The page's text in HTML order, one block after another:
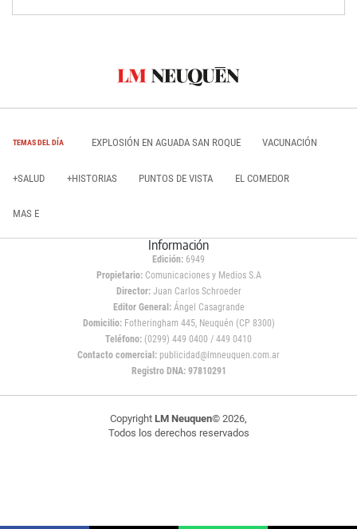
TEMAS DEL DÍA EXPLOSIÓN EN AGUADA SAN ROQUE VACUNACIÓN
+SALUD +HISTORIAS PUNTOS DE VISTA EL COMEDOR
MAS E
Información
Edición: 6949
Propietario:Comunicaciones y Medios S.A
Director: Juan Carlos Schroeder
Editor General:Ángel Casagrande
Domicilio:Fotheringham 445, Neuquén (CP 8300)
Teléfono: (0299) 449 0400 / 449 0410
Contacto comercial: publicidad@lmneuquen.com.ar
Registro DNA: 97810291
Copyright LM Neuquen© 2026,
Todos los derechos reservados